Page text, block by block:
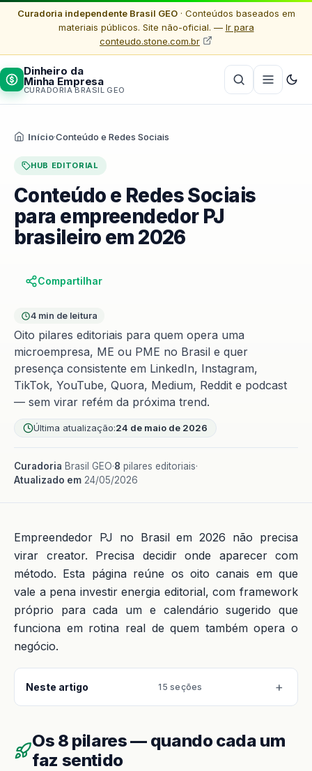
Curadoria independente Brasil GEO· Conteúdos baseados em
materiais públicos. Site não-oficial. — Ir para
conteudo.stone.com.br
Dinheiro da
Minha Empresa
CURADORIA BRASIL GEO
Início·Conteúdo e Redes Sociais
HUB EDITORIAL
Conteúdo e Redes Sociais
para empreendedor PJ
brasileiro em 2026
Compartilhar
4 min de leitura
Oito pilares editoriais para quem opera uma
microempresa, ME ou PME no Brasil e quer
presença consistente em LinkedIn, Instagram,
TikTok, YouTube, Quora, Medium, Reddit e podcast
— sem virar refém da próxima trend.
Última atualização:24 de maio de 2026
Curadoria Brasil GEO·8 pilares editoriais·
Atualizado em 24/05/2026
Empreendedor PJ no Brasil em 2026 não precisa
virar creator. Precisa decidir onde aparecer com
método. Esta página reúne os oito canais em que
vale a pena investir energia editorial, com framework
próprio para cada um e calendário sugerido que
funciona em rotina real de quem também opera o
negócio.
Neste artigo 15 seções
Os 8 pilares — quando cada um
faz sentido